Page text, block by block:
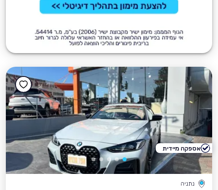
נתניה
אספקה מיידית